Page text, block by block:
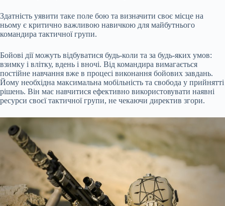
Здатність уявити таке поле бою та визначити своє місце на
ньому є критично важливою навичкою для майбутнього
командира тактичної групи.
Бойові дії можуть відбуватися будь-коли та за будь-яких умов:
взимку і влітку, вдень і вночі. Від командира вимагається
постійне навчання вже в процесі виконання бойових завдань.
Йому необхідна максимальна мобільність та свобода у прийнятті
рішень. Він має навчитися ефективно використовувати наявні
ресурси своєї тактичної групи, не чекаючи директив згори.